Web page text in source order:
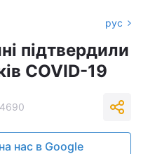
рус
підтвердили
COVID-19
4690
нас в Google